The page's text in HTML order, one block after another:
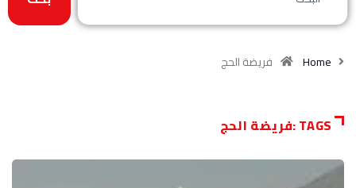
Home فريضة الحج
TAGS :فريضة الحج